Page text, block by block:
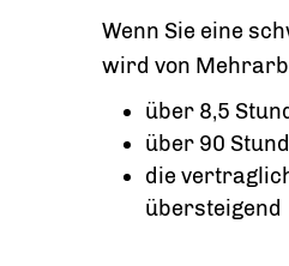
Wenn Sie eine
wird von
über 8,5
über 90
die
übersteigend